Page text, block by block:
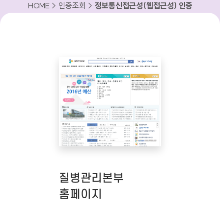
HOME > 인증조회 > 정보통신접근성(웹접근성) 인증
질병관리본부
홈페이지